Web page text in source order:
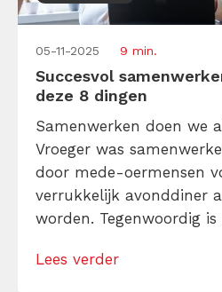
05-11-2025 9 min.
Succesvol
deze 8 dingen
Samenwerken doen we
Vroeger was
door mede-oermensen
verrukkelijk avonddiner
worden. Tegenwoordig is
houden in de (gelukkig
Lees verder